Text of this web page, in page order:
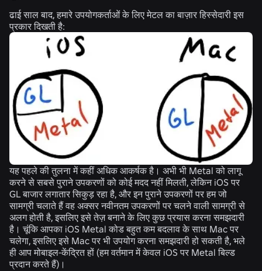
ढाई साल बाद, हमारे उपयोगकर्ताओं के लिए मेटल का बाज़ार हिस्सेदारी इस
प्रकार दिखती है:
यह पहले की तुलना में कहीं अधिक आकर्षक है। अभी भी Metal को लागू
करने से सबसे पुराने उपकरणों को कोई मदद नहीं मिलती, लेकिन iOS पर
GL बाजार लगातार सिकुड़ रहा है, और इन पुराने उपकरणों पर हम जो
सामग्री चलाते हैं वह अक्सर नवीनतम उपकरणों पर चलने वाली सामग्री से
अलग होती है, इसलिए इसे तेज़ बनाने के लिए कुछ प्रयास करना समझदारी
है। चूंकि आपका iOS Metal कोड बहुत कम बदलाव के साथ Mac पर
चलेगा, इसलिए इसे Mac पर भी उपयोग करना समझदारी हो सकती है, भले
ही आप मोबाइल-केंद्रित हों (हम वर्तमान में केवल iOS पर Metal बिल्ड
प्रदान करते हैं)।